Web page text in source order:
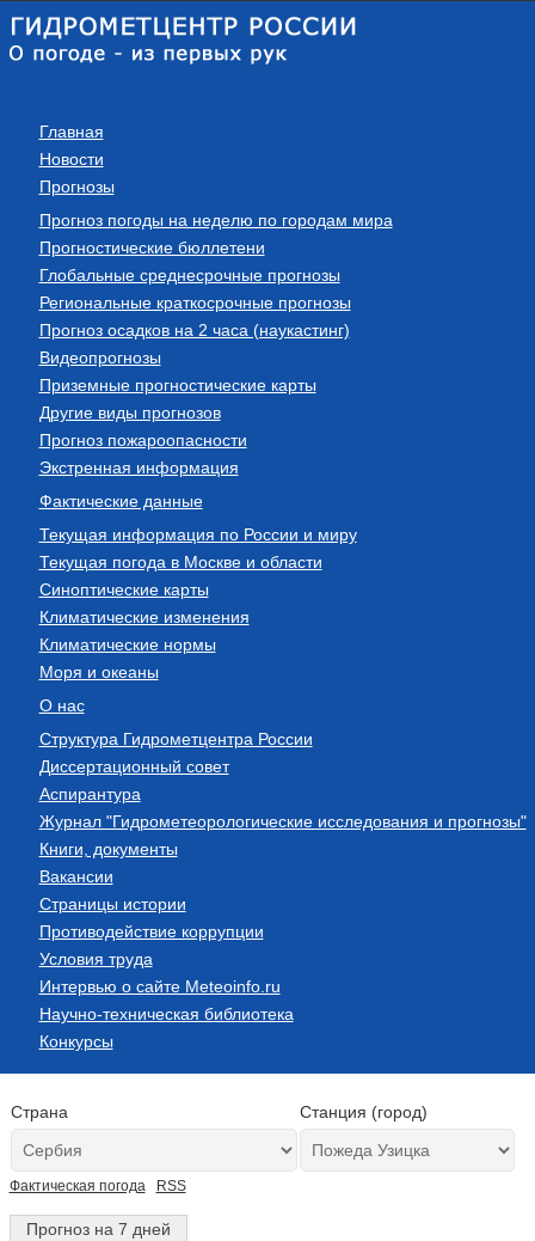
Главная
Новости
Прогнозы
Прогноз погоды на неделю по городам мира
Прогностические бюллетени
Глобальные среднесрочные прогнозы
Региональные краткосрочные прогнозы
Прогноз осадков на 2 часа (наукастинг)
Видеопрогнозы
Приземные прогностические карты
Другие виды прогнозов
Прогноз пожароопасности
Экстренная информация
Фактические данные
Текущая информация по России и миру
Текущая погода в Москве и области
Синоптические карты
Климатические изменения
Климатические нормы
Моря и океаны
О нас
Структура Гидрометцентра России
Диссертационный совет
Аспирантура
Журнал "Гидрометеорологические исследования и прогнозы"
Книги, документы
Вакансии
Страницы истории
Противодействие коррупции
Условия труда
Интервью о сайте Meteoinfo.ru
Научно-техническая библиотека
Конкурсы
Страна Станция (город)
Фактическая погода RSS
Прогноз на 7 дней